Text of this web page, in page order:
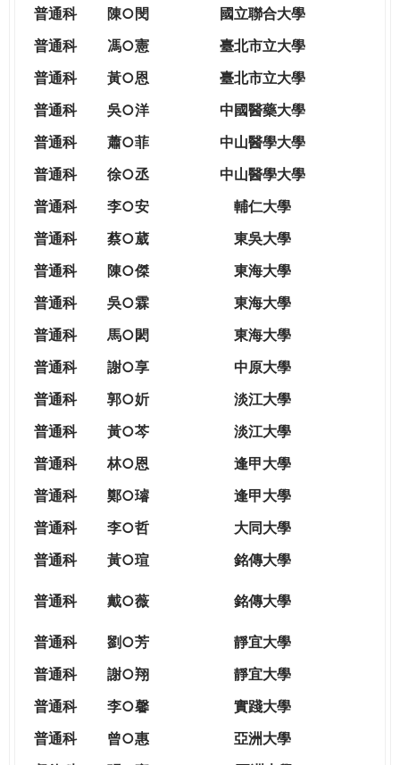
TOMORROW
CITIZENSHIP
普通科
陳○閔
國立聯合大學
普通科
馮○憲
臺北市立大學
普通科
黃○恩
臺北市立大學
普通科 吳○洋
中國醫藥大學
普通科
蕭○菲
中山醫學大學
普通科
徐○丞
中山醫學大學
普通科
李○安
輔仁大學
普通科
蔡○葳
東吳大學
普通科
陳○傑
東海大學
普通科
吳○霖
東海大學
普通科
馬○閎
東海大學
普通科
謝○享
中原大學
普通科
郭○妡
淡江大學
普通科
黃○芩
淡江大學
普通科
林○恩
逢甲大學
普通科
鄭○璿
逢甲大學
普通科
李○哲
大同大學
普通科
黃○瑄 銘傳大學
普通科 戴○薇 銘傳大學
普通科 劉○芳
靜宜大學
普通科
謝○翔
靜宜大學
普通科
李○馨
實踐大學
普通科
曾○惠
亞洲大學